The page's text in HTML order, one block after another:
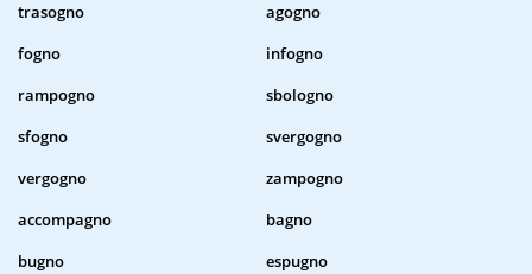
trasogno
agogno
fogno
infogno
rampogno
sbologno
sfogno
svergogno
vergogno
zampogno
accompagno
bagno
bugno
espugno